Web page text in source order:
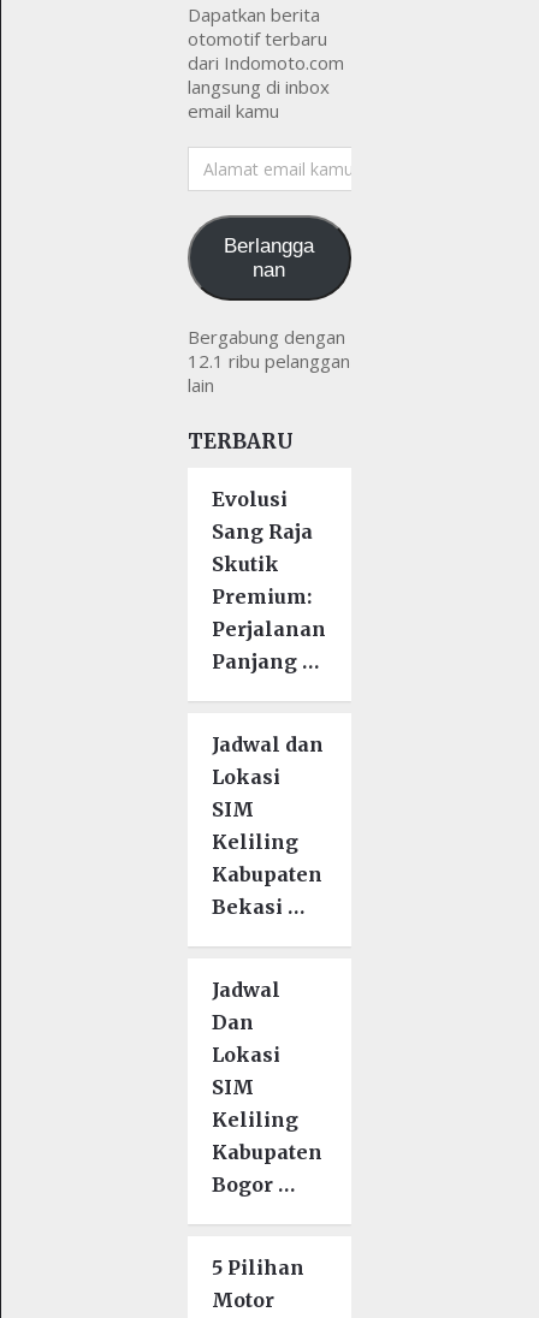
Dapatkan berita
otomotif terbaru
dari Indomoto.com
langsung di inbox
email kamu
Alamat
email
Berlangga
nan
Bergabung dengan
12.1 ribu pelanggan
lain
TERBARU
Evolusi
Sang Raja
Skutik
Premium:
Perjalanan
Panjang …
Jadwal dan
Lokasi
SIM
Keliling
Kabupaten
Bekasi …
Jadwal
Dan
Lokasi
SIM
Keliling
Kabupaten
Bogor …
5 Pilihan
Motor